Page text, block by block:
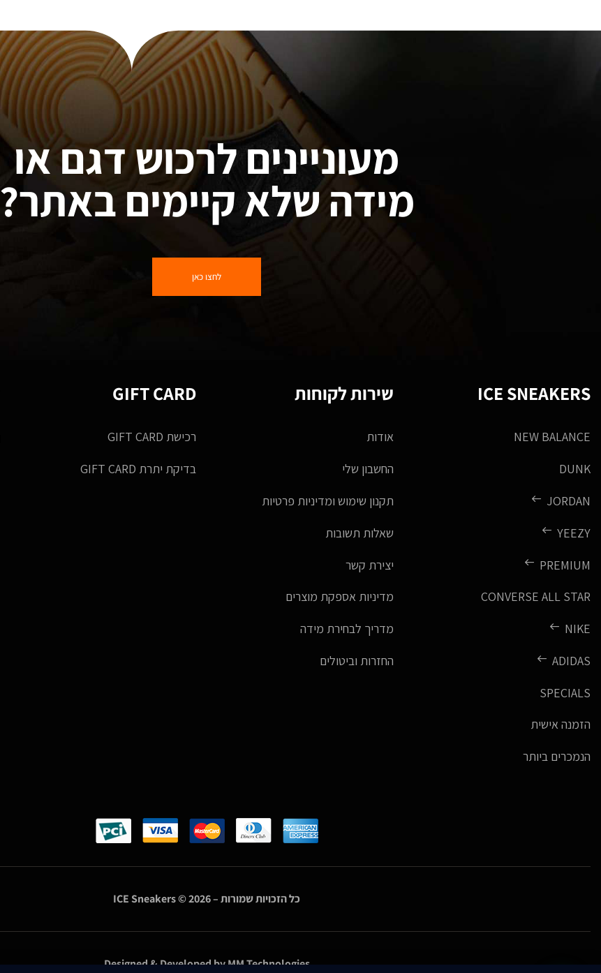
מעוניינים לרכוש דגם או
מידה שלא קיימים באתר?
לחצו כאן
ICE SNEAKERS
NEW BALANCE
DUNK
JORDAN
YEEZY
PREMIUM
CONVERSE ALL STAR
NIKE
ADIDAS
SPECIALS
הזמנה אישית
הנמכרים ביותר
שירות לקוחות
אודות
החשבון שלי
תקנון שימוש ומדיניות פרטיות
שאלות תשובות
יצירת קשר
מדיניות אספקת מוצרים
מדריך לבחירת מידה
החזרות וביטולים
GIFT CARD
רכישת GIFT CARD
בדיקת יתרת GIFT CARD
כל הזכויות שמורות – ICE Sneakers© 2026
Designed & Developed byMM Technologies